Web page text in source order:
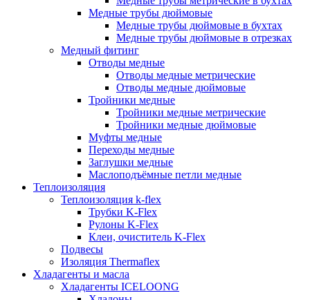
Медные трубы дюймовые
Медные трубы дюймовые в бухтах
Медные трубы дюймовые в отрезках
Медный фитинг
Отводы медные
Отводы медные метрические
Отводы медные дюймовые
Тройники медные
Тройники медные метрические
Тройники медные дюймовые
Муфты медные
Переходы медные
Заглушки медные
Маслоподъёмные петли медные
Теплоизоляция
Теплоизоляция k-flex
Трубки K-Flex
Рулоны K-Flex
Клеи, очиститель K-Flex
Подвесы
Изоляция Thermaflex
Хладагенты и масла
Хладагенты ICELOONG